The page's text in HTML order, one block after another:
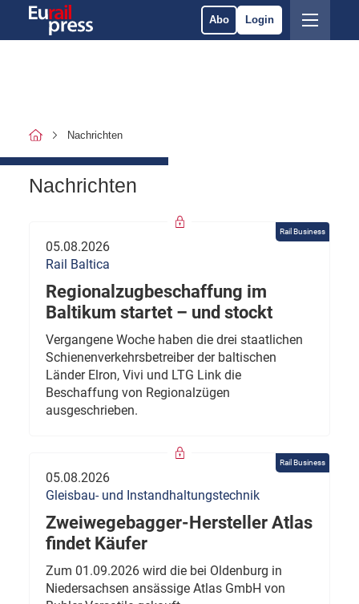
Abo Login
Nachrichten
Nachrichten
Rail Business
05.08.2026
Rail Baltica
Regionalzugbeschaffung im
Baltikum startet – und stockt
Vergangene Woche haben die drei staatlichen
Schienenverkehrsbetreiber der baltischen
Länder Elron, Vivi und LTG Link die
Beschaffung von Regionalzügen
ausgeschrieben.
Rail Business
05.08.2026
Gleisbau- und Instandhaltungstechnik
Zweiwegebagger-Hersteller Atlas
findet Käufer
Zum 01.09.2026 wird die bei Oldenburg in
Niedersachsen ansässige Atlas GmbH von